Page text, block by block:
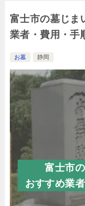
富士市の墓じま
業者・費用・手
お墓 静岡
富士市
おすすめ業